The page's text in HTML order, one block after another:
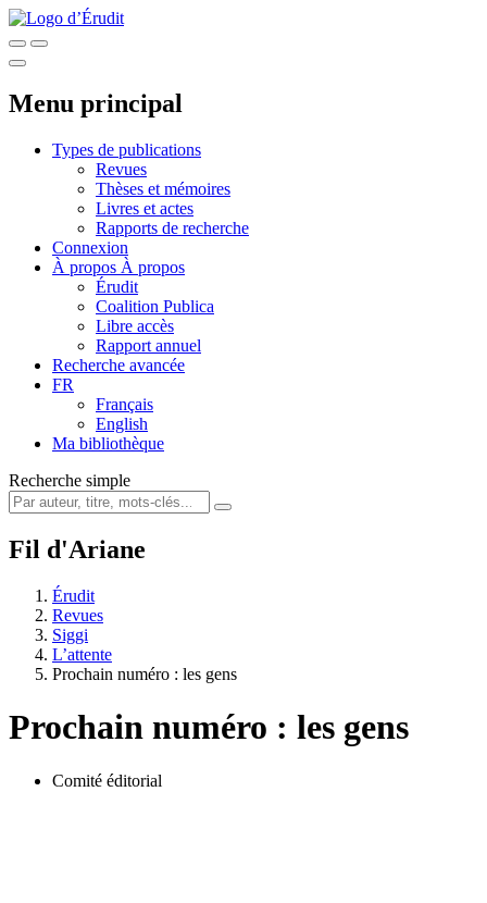
Menu principal
Types de publications
Revues
Thèses et mémoires
Livres et actes
Rapports de recherche
Connexion
À propos À propos
Érudit
Coalition Publica
Libre accès
Rapport annuel
Recherche avancée
FR
Français
English
Ma bibliothèque
Recherche simple
Fil d'Ariane
Érudit
Revues
Siggi
L’attente
Prochain numéro : les gens
Prochain numéro : les gens
Comité éditorial